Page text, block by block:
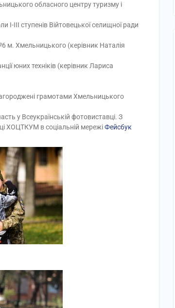
обласного центру туризму і
ІІІ ступенів Війтовецької селищної ради
м. Хмельницького (керівник Наталія
юних техніків (керівник Лариса
грамотами Хмельницького
у Всеукраїнській фотовиставці. З
ХОЦТКУМ в соціальній мережіФейсбук